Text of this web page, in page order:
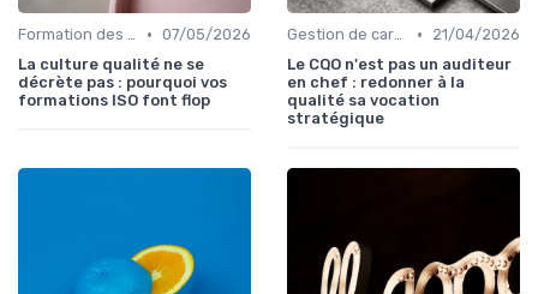
Formation des équipes • 07/05/2026
La culture qualité ne se
décrète pas : pourquoi vos
formations ISO font flop
Gestion de carrière •
21/04/2026
Le CQO n'est pas un auditeur
en chef : redonner à la
qualité sa vocation
stratégique